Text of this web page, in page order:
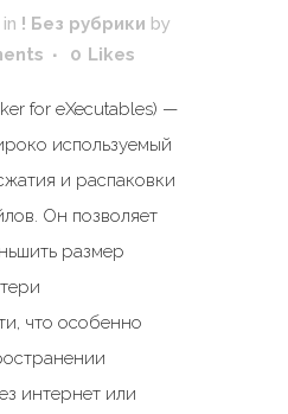
in ! Без рубрики by
0 Likes
for eXecutables) —
используемый
и распаковки
Он позволяет
размер
что особенно
интернет или